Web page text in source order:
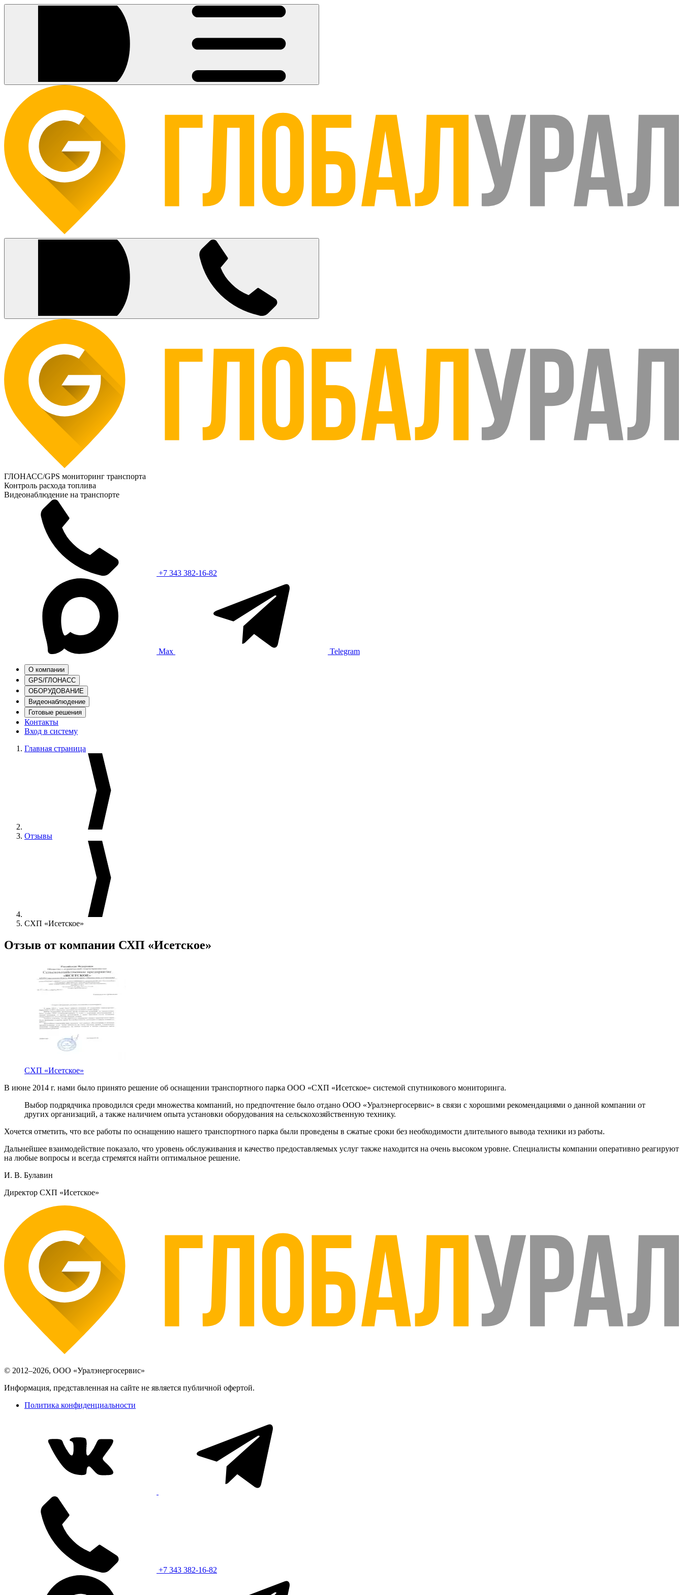
ГЛОНАСС/GPS мониторинг транспорта
Контроль расхода топлива
Видеонаблюдение на транспорте
+7 343 382-16-82
Max Telegram
О компании
GPS/ГЛОНАСС
ОБОРУДОВАНИЕ
Видеонаблюдение
Готовые решения
Контакты
Вход в систему
Главная страница
Отзывы
СХП «Исетское»
Отзыв от компании СХП «Исетское»
СХП «Исетское»
В июне 2014 г. нами было принято решение об оснащении транспортного парка ООО «СХП «Исетское» системой спутникового мониторинга.
Выбор подрядчика проводился среди множества компаний, но предпочтение было отдано ООО «Уралэнергосервис» в связи с хорошими рекомендациями о данной компании от
других организаций, а также наличием опыта установки оборудования на сельскохозяйственную технику.
Хочется отметить, что все работы по оснащению нашего транспортного парка были проведены в сжатые сроки без необходимости длительного вывода техники из работы.
Дальнейшее взаимодействие показало, что уровень обслуживания и качество предоставляемых услуг также находится на очень высоком уровне. Специалисты компании оперативно реагируют
на любые вопросы и всегда стремятся найти оптимальное решение.
И. В. Булавин
Директор СХП «Исетское»
© 2012–2026, ООО «Уралэнергосервис»
Информация, представленная на сайте не является публичной офертой.
Политика конфиденциальности
+7 343 382-16-82